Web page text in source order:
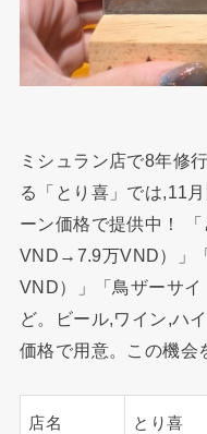
ミシュラン店で8年修
る「とり喜」では,11
ーン価格で提供中！
VND→7.9万VND）」
VND）」「鳥ザーサ
ど。ビール,ワイン,ハ
価格で用意。この機会
店名 とり喜